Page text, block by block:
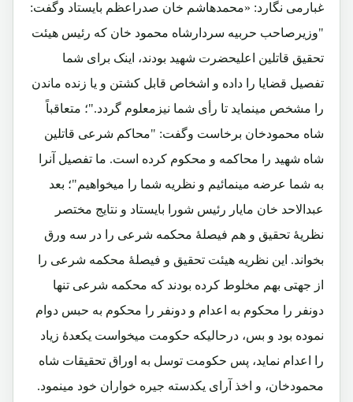
غبارمی نگارد: «محمدهاشم خان صدراعظم بایستاد وگفت:
"وزیرصاحب حربیه سردارشاه محمود خان که رئیس هیئت
تحقیق قاتلین اعلیحضرت شهید بودند، اینک برای شما
تفصیل قضایا را داده و اشخاص قابل کشتن و یا زنده ماندن
را مشخص مینماید تا رأی شما نیزمعلوم گردد."؛ متعاقباً
شاه محمودخان برخاست وگفت: "محاکم شرعی قاتلین
شاه شهید را محاکمه و محکوم کرده است. ما تفصیل آنرا
به شما عرضه مینمائیم و نظریه شما را میخواهیم"؛ بعد
عبدالاحد خان مایار رئیس شورا بایستاد و نتایج مختصر
نظریۀ تحقیق و هم فیصلۀ محکمه شرعی را در سه ورق
بخواند. این نظریه هیئت تحقیق و فیصلۀ محکمه شرعی را
از جهتی بهم مخلوط کرده بودند که محکمه شرعی تنها
دونفر را محکوم به اعدام و دونفر را محکوم به حبس دوام
نموده بود و بس، درحالیکه حکومت میخواست یکعدۀ زیاد
را اعدام نماید، پس حکومت توسل به اوراق تحقیقات شاه
محمودخان، و اخذ آرای یکدسته جیره خواران خود مینمود.